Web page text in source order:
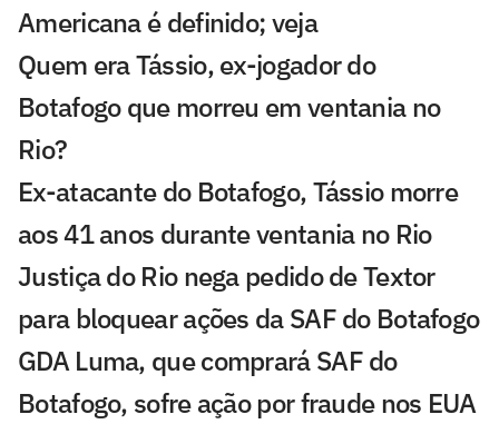
Americana é definido; veja
Quem era Tássio, ex-jogador do
Botafogo que morreu em ventania no
Rio?
Ex-atacante do Botafogo, Tássio morre
aos 41 anos durante ventania no Rio
Justiça do Rio nega pedido de Textor
para bloquear ações da SAF do Botafogo
GDA Luma, que comprará SAF do
Botafogo, sofre ação por fraude nos EUA